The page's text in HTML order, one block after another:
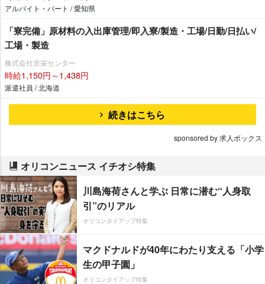
アルバイト・パート / 愛知県
「寮完備」原材料の入出庫管理/即入寮/製造・工場/日勤/日払い/
工場・製造
株式会社京栄センター
時給1,150円～1,438円
派遣社員 / 北海道
続きはこちら
sponsored by 求人ボックス
オリコンニュース イチオシ特集
川島海荷さんと学ぶ 日常に潜む“人身取
引”のリアル
オリコンタイアップ特集
マクドナルドが40年にわたり支える「小学
生の甲子園」
オリコンタイアップ特集